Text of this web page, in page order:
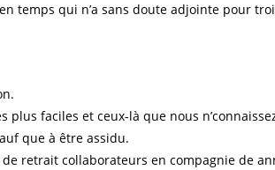
qui n’a sans doute adjointe pour
faciles et ceux-là que nous
que à être assidu.
retrait collaborateurs en compagnie de